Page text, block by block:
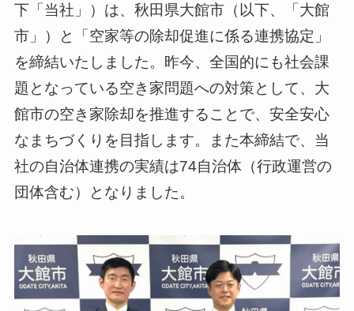
下「当社」）は、秋田県大館市（以下、「大館
市」）と「空家等の除却促進に係る連携協定」
を締結いたしました。昨今、全国的にも社会課
題となっている空き家問題への対策として、大
館市の空き家除却を推進することで、安全安心
なまちづくりを目指します。また本締結で、当
社の自治体連携の実績は74自治体（行政運営の
団体含む）となりました。